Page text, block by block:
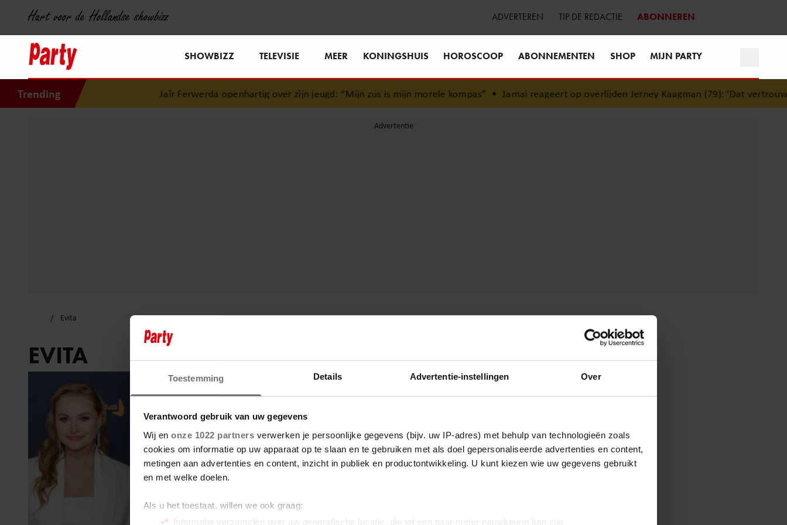
Toestemming Details Advertentie-instellingen Over
Verantwoord gebruik van uw gegevens
Wij en onze 1022 partners verwerken je persoonlijke gegevens (bijv. uw IP-adres) met behulp van technologieën zoals
cookies om informatie op uw apparaat op te slaan en te gebruiken met als doel gepersonaliseerde advertenties en content,
metingen aan advertenties en content, inzicht in publiek en productontwikkeling. U kunt kiezen wie uw gegevens gebruikt
en met welke doelen.
Als u het toestaat, willen we ook graag:
Informatie verzamelen over uw geografische locatie, die tot een paar meter nauwkeurig kan zijn
Hart voor de Hollandse showbizz ADVERTEREN TIP DE REDACTIE ABONNEREN
SHOWBIZZ TELEVISIE MEER KONINGSHUIS HOROSCOOP ABONNEMENTEN SHOP MIJN PARTY
Trending Jaïr Ferwerda openhartig over zijn jeugd: “Mijn zus is mijn morele kompas”•Jamai reageert op overlijden Jerney Kaagman (79): ‘Dat vertrouwen
Evita
EVITA